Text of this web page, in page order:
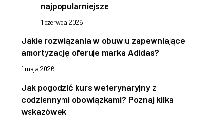
najpopularniejsze
1 czerwca 2026
Jakie rozwiązania w obuwiu zapewniające
amortyzację oferuje marka Adidas?
1 maja 2026
Jak pogodzić kurs weterynaryjny z
codziennymi obowiązkami? Poznaj kilka
wskazówek